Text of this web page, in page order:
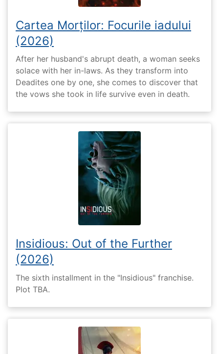
Cartea Morților: Focurile iadului
(2026)
After her husband's abrupt death, a woman seeks
solace with her in-laws. As they transform into
Deadites one by one, she comes to discover that
the vows she took in life survive even in death.
Insidious: Out of the Further
(2026)
The sixth installment in the "Insidious" franchise.
Plot TBA.